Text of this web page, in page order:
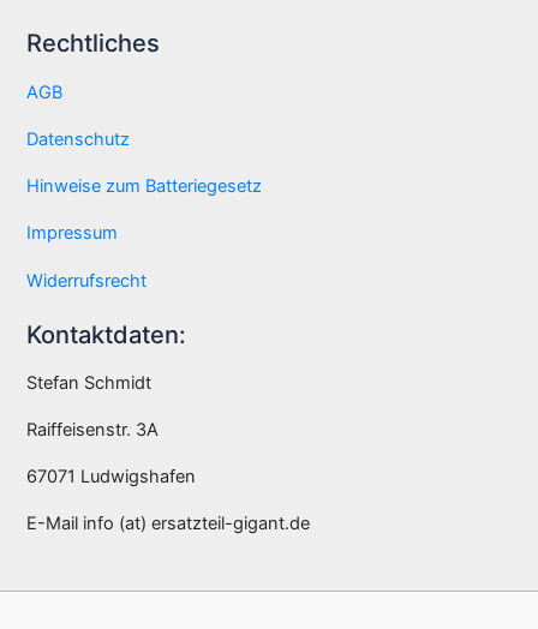
Rechtliches
AGB
Datenschutz
Hinweise zum Batteriegesetz
Impressum
Widerrufsrecht
Kontaktdaten:
Stefan Schmidt
Raiffeisenstr. 3A
67071 Ludwigshafen
E-Mail info (at) ersatzteil-gigant.de